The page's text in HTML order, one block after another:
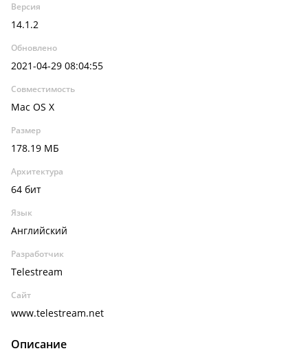
Версия
14.1.2
Обновлено
2021-04-29 08:04:55
Совместимость
Mac OS X
Размер
178.19 МБ
Архитектура
64 бит
Язык
Английский
Разработчик
Telestream
Сайт
www.telestream.net
Описание